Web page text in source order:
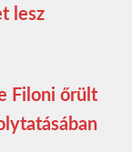
lesz
Filoni őrült